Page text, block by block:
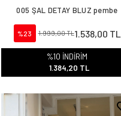
005 ŞAL DETAY BLUZ pembe
%23 1.999,00 TL1.538,00 TL
%10 İNDİRİM
1.384,20 TL